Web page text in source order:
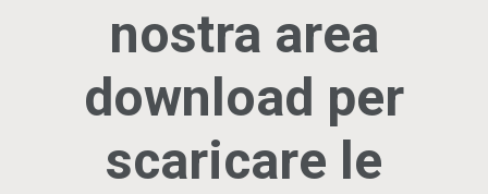
nostra area
download per
scaricare le